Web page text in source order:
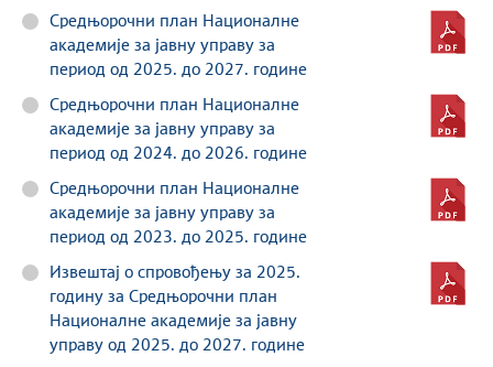
Средњорочни план Националне
академије за јавну управу за
период од 2025. до 2027. године
Средњорочни план Националне
академије за јавну управу за
период од 2024. до 2026. године
Средњорочни план Националне
академије за јавну управу за
период од 2023. до 2025. године
Извештај о спровођењу за 2025.
годину за Средњорочни план
Националне академије за јавну
управу од 2025. до 2027. године